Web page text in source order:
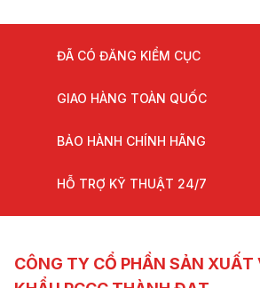
ĐÃ CÓ ĐĂNG KIỂM CỤC
GIAO HÀNG TOÀN QUỐC
BẢO HÀNH CHÍNH HÃNG
HỖ TRỢ KỸ THUẬT 24/7
CÔNG TY CỔ PHẦN SẢN XUẤT